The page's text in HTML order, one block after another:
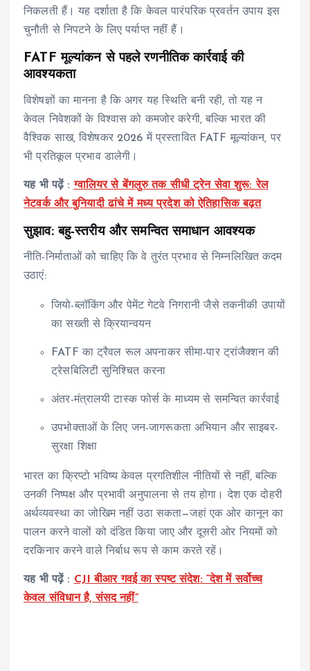
निकलती हैं। यह दर्शाता है कि केवल पारंपरिक प्रवर्तन उपाय इस
चुनौती से निपटने के लिए पर्याप्त नहीं हैं।
FATF मूल्यांकन से पहले रणनीतिक कार्रवाई की
आवश्यकता
विशेषज्ञों का मानना है कि अगर यह स्थिति बनी रही, तो यह न
केवल निवेशकों के विश्वास को कमजोर करेगी, बल्कि भारत की
वैश्विक साख, विशेषकर 2026 में प्रस्तावित FATF मूल्यांकन, पर
भी प्रतिकूल प्रभाव डालेगी।
यह भी पढ़ें :ग्वालियर से बेंगलुरु तक सीधी ट्रेन सेवा शुरू: रेल
नेटवर्क और बुनियादी ढांचे में मध्य प्रदेश को ऐतिहासिक बढ़त
सुझाव: बहु-स्तरीय और समन्वित समाधान आवश्यक
नीति-निर्माताओं को चाहिए कि वे तुरंत प्रभाव से निम्नलिखित कदम
उठाएं:
जियो-ब्लॉकिंग और पेमेंट गेटवे निगरानी जैसे तकनीकी उपायों
का सख्ती से क्रियान्वयन
FATF का ट्रैवल रूल अपनाकर सीमा-पार ट्रांजैक्शन की
ट्रेसबिलिटी सुनिश्चित करना
अंतर-मंत्रालयी टास्क फोर्स के माध्यम से समन्वित कार्रवाई
उपभोक्ताओं के लिए जन-जागरूकता अभियान और साइबर-
सुरक्षा शिक्षा
भारत का क्रिप्टो भविष्य केवल प्रगतिशील नीतियों से नहीं, बल्कि
उनकी निष्पक्ष और प्रभावी अनुपालना से तय होगा। देश एक दोहरी
अर्थव्यवस्था का जोखिम नहीं उठा सकता—जहां एक ओर कानून का
पालन करने वालों को दंडित किया जाए और दूसरी ओर नियमों को
दरकिनार करने वाले निर्बाध रूप से काम करते रहें।
यह भी पढ़ें : CJI बीआर गवई का स्पष्ट संदेश: “देश में सर्वोच्च
केवल संविधान है, संसद नहीं”